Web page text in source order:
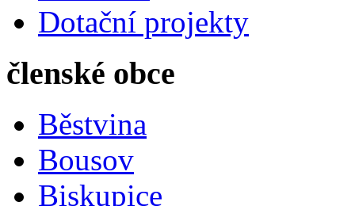
Dotační projekty
členské obce
Běstvina
Bousov
Biskupice